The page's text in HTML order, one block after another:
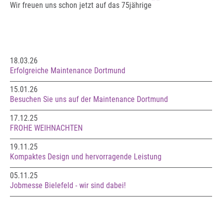
Wir freuen uns schon jetzt auf das 75jährige
18.03.26
Erfolgreiche Maintenance Dortmund
15.01.26
Besuchen Sie uns auf der Maintenance Dortmund
17.12.25
FROHE WEIHNACHTEN
19.11.25
Kompaktes Design und hervorragende Leistung
05.11.25
Jobmesse Bielefeld - wir sind dabei!